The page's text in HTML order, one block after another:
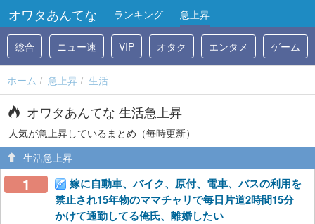
オワタあんてな ランキング 急上昇
総合 ニュー速 VIP オタク エンタメ ゲーム
ホーム 急上昇 生活
オワタあんてな 生活急上昇
人気が急上昇しているまとめ（毎時更新）
生活急上昇
1
嫁に自動車、バイク、原付、電車、バスの利用を
禁止され15年物のママチャリで毎日片道2時間15分
かけて通勤してる俺氏、離婚したい